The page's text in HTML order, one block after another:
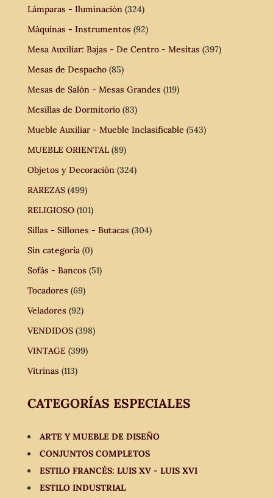
Lámparas - Iluminación (324)
Máquinas - Instrumentos (92)
Mesa Auxiliar: Bajas - De Centro - Mesitas (397)
Mesas de Despacho (85)
Mesas de Salón - Mesas Grandes (119)
Mesillas de Dormitorio (83)
Mueble Auxiliar - Mueble Inclasificable (543)
MUEBLE ORIENTAL (89)
Objetos y Decoración (324)
RAREZAS (499)
RELIGIOSO (101)
Sillas - Sillones - Butacas (304)
Sin categoría (0)
Sofás - Bancos (51)
Tocadores (69)
Veladores (92)
VENDIDOS (398)
VINTAGE (399)
Vitrinas (113)
CATEGORÍAS ESPECIALES
ARTE Y MUEBLE DE DISEÑO
CONJUNTOS COMPLETOS
ESTILO FRANCÉS: LUIS XV - LUIS XVI
ESTILO INDUSTRIAL